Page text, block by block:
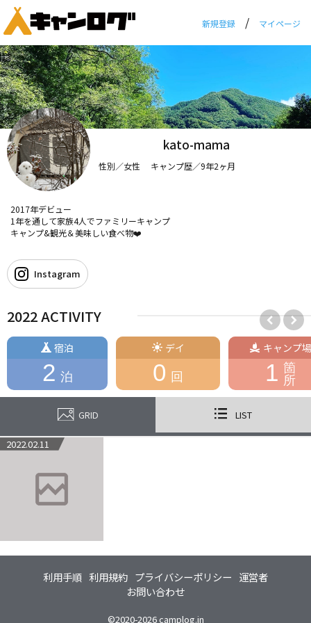
新規登録 / マイページ
kato-mama
性別／女性 キャンプ歴／9年2ヶ月
2017年デビュー
1年を通して家族4人でファミリーキャンプ
キャンプ&観光＆美味しい食べ物❤️
Instagram
2022 ACTIVITY
宿泊
2 泊
デイ
0 回
キャンプ場
1 箇
所
GRID LIST
2022.02.11
利用手順 利用規約 プライバシーポリシー 運営者
お問い合わせ
©2020-2026 camplog.in